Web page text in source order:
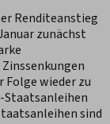
Renditeanstieg
zunächst
wieder zu
Staatsanleihen
sind